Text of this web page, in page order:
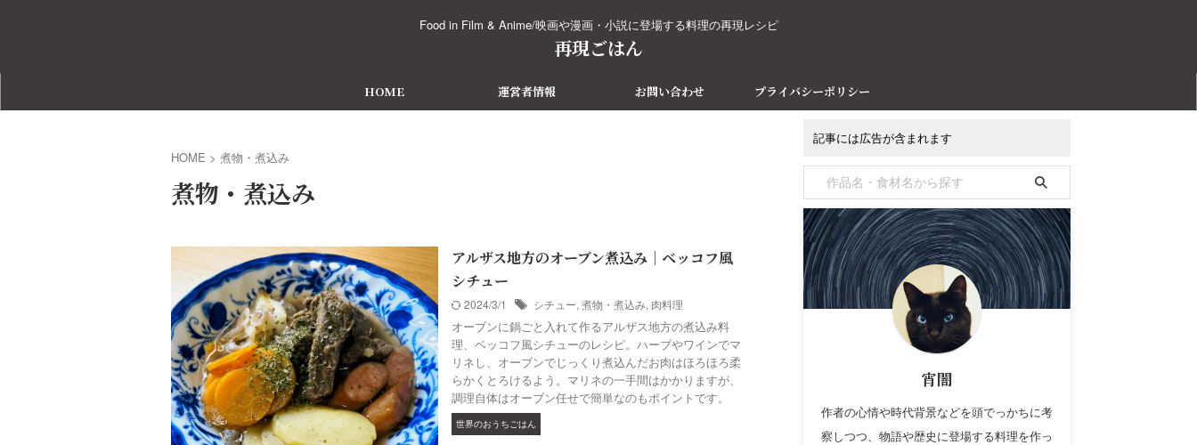
Food in Film & Anime/映画や漫画・小説に登場する料理の再現レシピ
再現ごはん
HOME 運営者情報 お問い合わせ プライバシーポリシー
HOME > 煮物・煮込み
煮物・煮込み
アルザス地方のオーブン煮込み｜ベッコフ風
シチュー
2024/3/1 シチュー, 煮物・煮込み, 肉料理
オーブンに鍋ごと入れて作るアルザス地方の煮込み料
理、ベッコフ風シチューのレシピ。ハーブやワインでマ
リネし、オーブンでじっくり煮込んだお肉はほろほろ柔
らかくとろけるよう。マリネの一手間はかかりますが、
調理自体はオーブン任せで簡単なのもポイントです。
世界のおうちごはん
記事には広告が含まれます
宵闇
作者の心情や時代背景などを頭でっかちに考
察しつつ、物語や歴史に登場する料理を作っ